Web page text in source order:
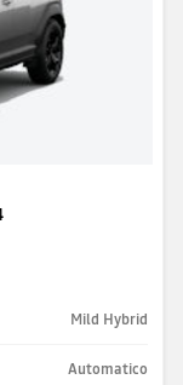
Mild Hybrid
Automatico